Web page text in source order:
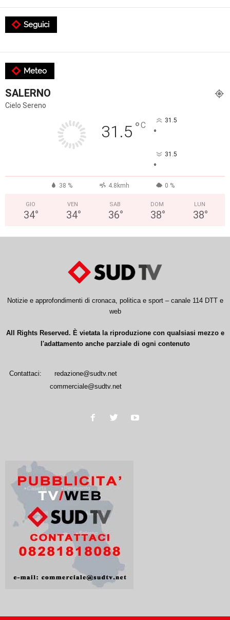
Seguici
Meteo
SALERNO
Cielo Sereno
31.5 °C 31.5
°
31.5
°
38 % 4.8kmh 0 %
GIO
34°
VEN
34°
SAB
36°
DOM
38°
LUN
38°
Notizie e approfondimenti di cronaca, politica e sport – canale 114 DTT e
web
All Rights Reserved. È vietata la riproduzione con qualsiasi mezzo e
l'adattamento anche parziale di ogni contenuto
Contattaci:
redazione@sudtv.net
commerciale@sudtv.net